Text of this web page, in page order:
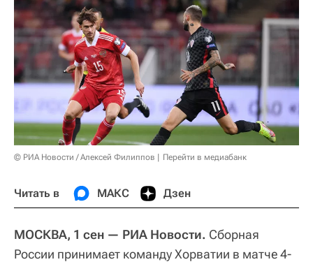
© РИА Новости / Алексей Филиппов Перейти в медиабанк
Читать в МАКС Дзен
МОСКВА, 1 сен — РИА Новости. Сборная
России принимает команду Хорватии в матче 4-